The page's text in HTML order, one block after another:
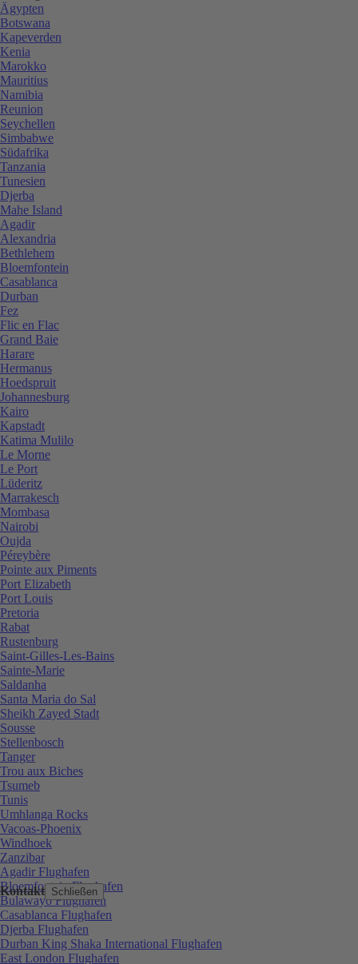
Kontakt Schließen
Ägypten
Botswana
Kapeverden
Kenia
Marokko
Mauritius
Namibia
Reunion
Seychellen
Simbabwe
Südafrika
Tanzania
Tunesien
Djerba
Mahe Island
Agadir
Alexandria
Bethlehem
Bloemfontein
Casablanca
Durban
Fez
Flic en Flac
Grand Baie
Harare
Hermanus
Hoedspruit
Johannesburg
Kairo
Kapstadt
Katima Mulilo
Le Morne
Le Port
Lüderitz
Marrakesch
Mombasa
Nairobi
Oujda
Péreybère
Pointe aux Piments
Port Elizabeth
Port Louis
Pretoria
Rabat
Rustenburg
Saint-Gilles-Les-Bains
Sainte-Marie
Saldanha
Santa Maria do Sal
Sheikh Zayed Stadt
Sousse
Stellenbosch
Tanger
Trou aux Biches
Tsumeb
Tunis
Umhlanga Rocks
Vacoas-Phoenix
Windhoek
Zanzibar
Agadir Flughafen
Bloemfontein Flughafen
Bulawayo Flughafen
Casablanca Flughafen
Djerba Flughafen
Durban King Shaka International Flughafen
East London Flughafen